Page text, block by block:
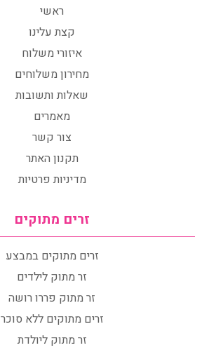
ראשי
קצת עלינו
איזורי משלוח
מחירון משלוחים
שאלות ותשובות
מאמרים
צור קשר
תקנון האתר
מדיניות פרטיות
זרים מתוקים
זרים מתוקים במבצע
זר מתוק לילדים
זר מתוק פררו רושה
זרים מתוקים ללא סוכר
זר מתוק ליולדת